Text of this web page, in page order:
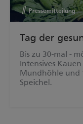
Pressemitteilung
Tag der
Bis zu 30-mal -
Intensives
Mundhöhle und
Speichel.